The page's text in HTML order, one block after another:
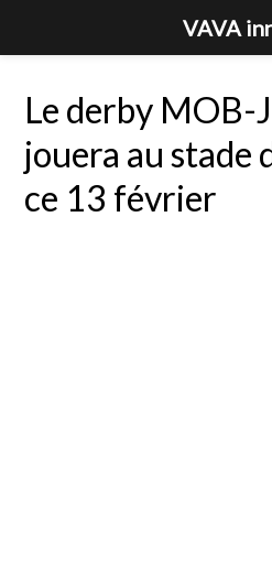
Le derby MOB-
jouera au stade
ce 13 février
VAVA